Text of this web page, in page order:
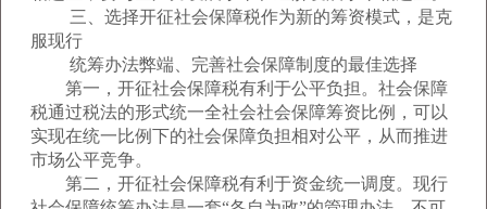
三、选择开征社会保障税作为新的筹资模式，是克
服现行
统筹办法弊端、完善社会保障制度的最佳选择
第一，开征社会保障税有利于公平负担。社会保障
税通过税法的形式统一全社会社会保障筹资比例，可以
实现在统一比例下的社会保障负担相对公平，从而推进
市场公平竞争。
第二，开征社会保障税有利于资金统一调度。现行